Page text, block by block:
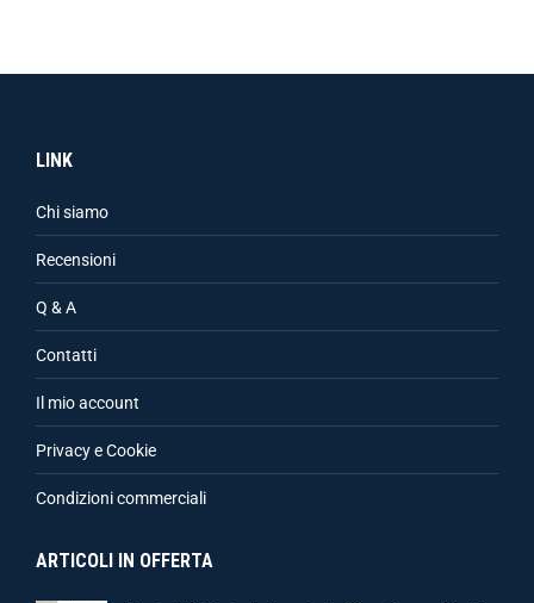
LINK
Chi siamo
Recensioni
Q & A
Contatti
Il mio account
Privacy e Cookie
Condizioni commerciali
ARTICOLI IN OFFERTA